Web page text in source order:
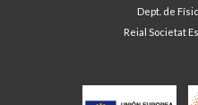
Dept. de
Reial Societat